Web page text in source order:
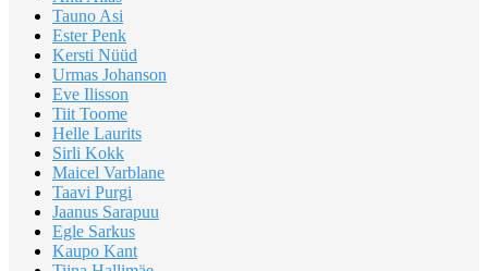
Tauno Asi
Ester Penk
Kersti Nüüd
Urmas Johanson
Eve Ilisson
Tiit Toome
Helle Laurits
Sirli Kokk
Maicel Varblane
Taavi Purgi
Jaanus Sarapuu
Egle Sarkus
Kaupo Kant